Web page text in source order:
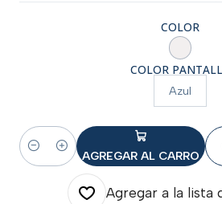
COLOR
COLOR
Azul
Cantidad AGREGAR AL CARRO
Agregar a la lista